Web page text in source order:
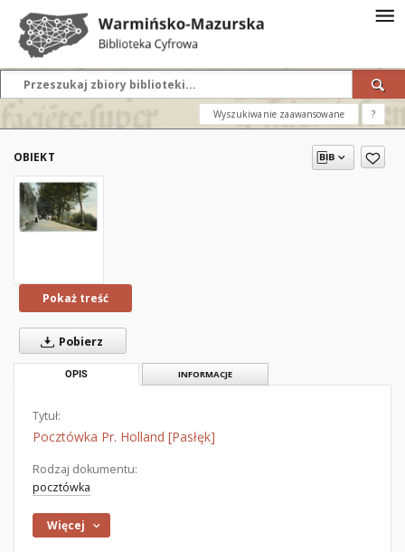
Wyszukiwanie zaawansowane ?
OBIEKT
Pokaż treść
Pobierz
OPIS INFORMACJE
Tytuł:
Pocztówka Pr. Holland [Pasłęk]
Rodzaj dokumentu:
pocztówka
Więcej